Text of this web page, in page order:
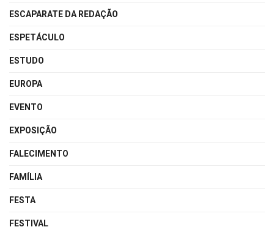
ESCAPARATE DA REDAÇÃO
ESPETÁCULO
ESTUDO
EUROPA
EVENTO
EXPOSIÇÃO
FALECIMENTO
FAMÍLIA
FESTA
FESTIVAL